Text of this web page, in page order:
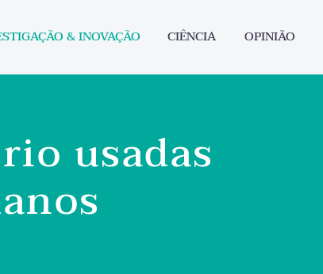
& INOVAÇÃO CIÊNCIA OPINIÃO
usadas